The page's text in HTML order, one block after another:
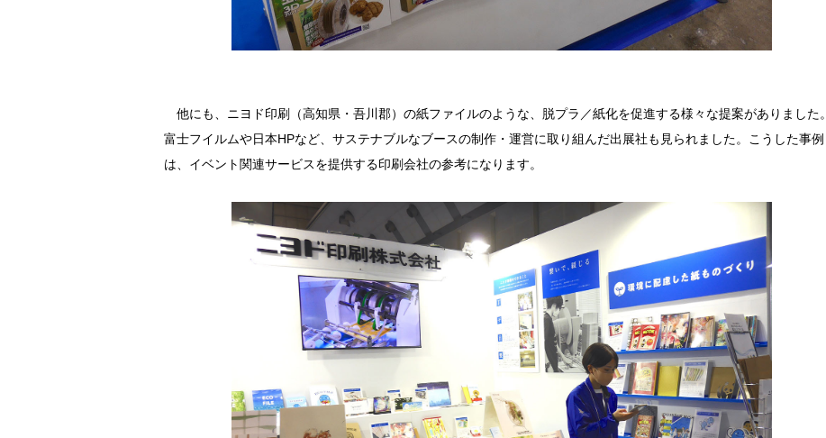
他にも、ニヨド印刷（高知県・吾川郡）の紙ファイルのような、脱プラ／紙化を促進する様々な提案がありました。
富士フイルムや日本HPなど、サステナブルなブースの制作・運営に取り組んだ出展社も見られました。こうした事例
は、イベント関連サービスを提供する印刷会社の参考になります。